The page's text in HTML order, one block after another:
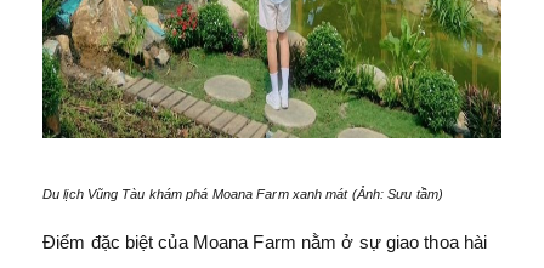
Du lịch Vũng Tàu khám phá Moana Farm xanh mát (Ảnh: Sưu tầm)
Điểm đặc biệt của Moana Farm nằm ở sự giao thoa hài